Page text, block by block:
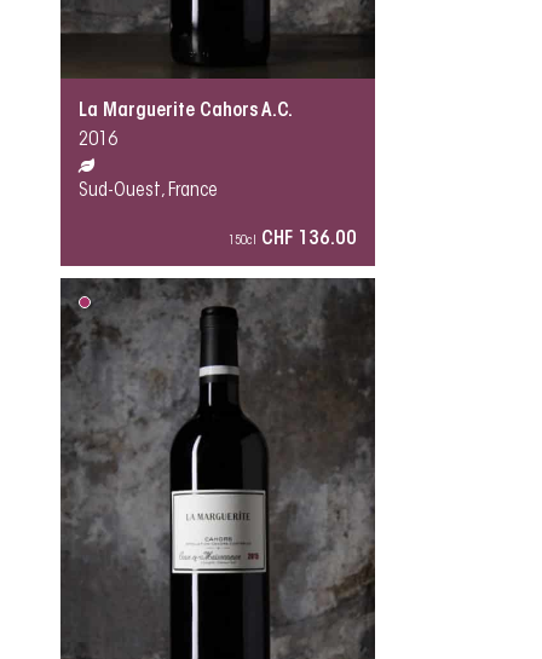
La Marguerite Cahors A.C.
2016
Sud-Ouest, France
150cl CHF 136.00